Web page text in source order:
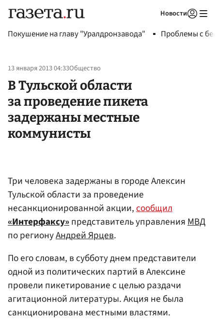
Новости
Покушение на главу "Уралдронзавода" Проблемы с
13 января 2013 04:33Общество
В Тульской области
за проведение пикета
задержаны местные
коммунисты
Три человека задержаны в городе Алексин
Тульской области за проведение
несанкционированной акции,сообщил
«Интерфаксу»представитель управленияМВД
по регионуАндрей Ярцев.
По его словам, в субботу днем представители
одной из политических партий в Алексине
провели пикетирование с целью раздачи
агитационной литературы. Акция не была
санкционирована местными властями.